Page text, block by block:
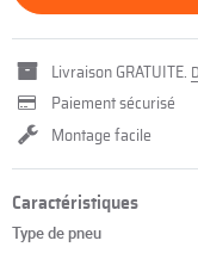
Livraison GRATUITE.
Paiement sécurisé
Montage facile
Caractéristiques
Type de pneu